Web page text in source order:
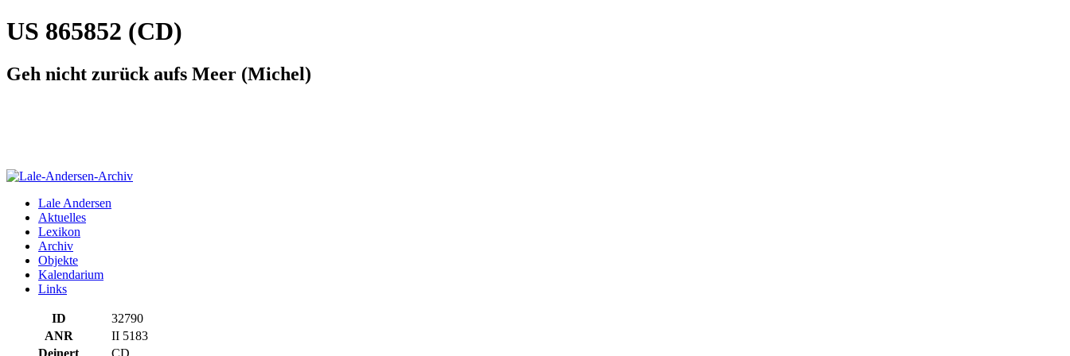
US 865852 (CD)
Geh nicht zurück aufs Meer (Michel)
Lale Andersen
Aktuelles
Lexikon
Archiv
Objekte
Kalendarium
Links
ID
32790
ANR
II 5183
Deinert
CD